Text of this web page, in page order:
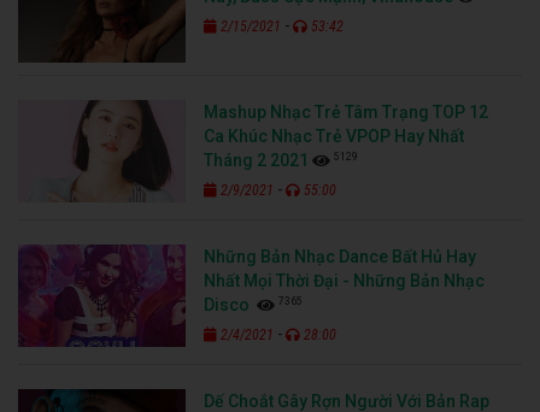
2/15/2021 - 53:42
Mashup Nhạc Trẻ Tâm Trạng TOP 12
Ca Khúc Nhạc Trẻ VPOP Hay Nhất
Tháng 2 2021
5129
2/9/2021 - 55:00
Những Bản Nhạc Dance Bất Hủ Hay
Nhất Mọi Thời Đại - Những Bản Nhạc
Disco
7365
2/4/2021 - 28:00
Dế Choắt Gây Rợn Người Với Bản Rap